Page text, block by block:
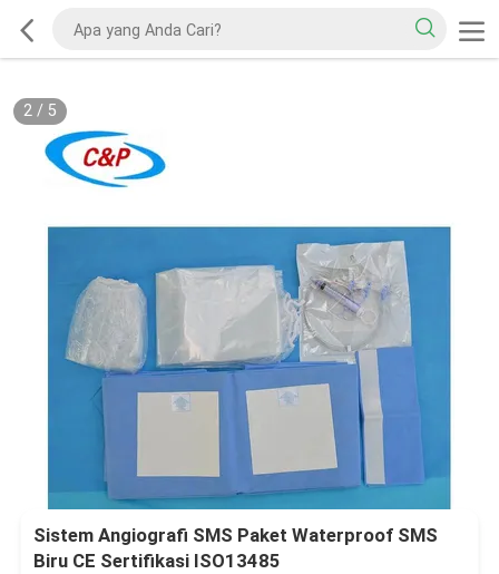
2/ 5
Sistem Angiografi SMS Paket Waterproof SMS
Biru CE Sertifikasi ISO13485